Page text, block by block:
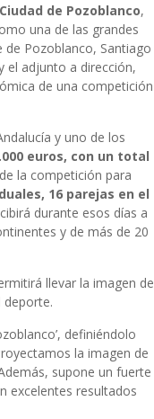
de Pozoblanco,
una de las grandes
Pozoblanco, Santiago
el adjunto a dirección,
de una competición
y uno de los
euros, con un total
la competición para
16 parejas en el
durante esos días a
y de más de 20
llevar la imagen de
deporte.
definiéndolo
la imagen de
supone un fuerte
excelentes resultados